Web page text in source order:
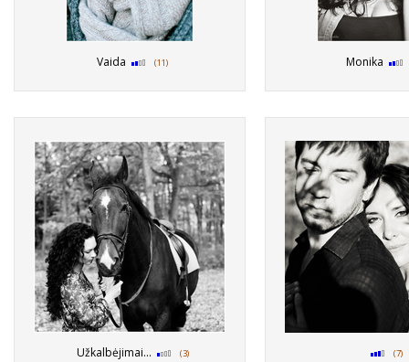
Vaida (11) Monika
Užkalbėjimai... (3) (7)